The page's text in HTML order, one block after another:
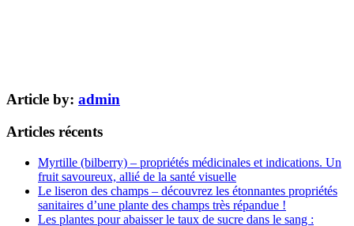
Article by: admin
Articles récents
Myrtille (bilberry) – propriétés médicinales et indications. Un
fruit savoureux, allié de la santé visuelle
Le liseron des champs – découvrez les étonnantes propriétés
sanitaires d’une plante des champs très répandue !
Les plantes pour abaisser le taux de sucre dans le sang :